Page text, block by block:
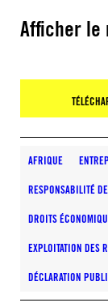
Afficher le
AFRIQUE
RESPONSABILITÉ
DROITS
EXPLOITATION DES
DÉCLARATION